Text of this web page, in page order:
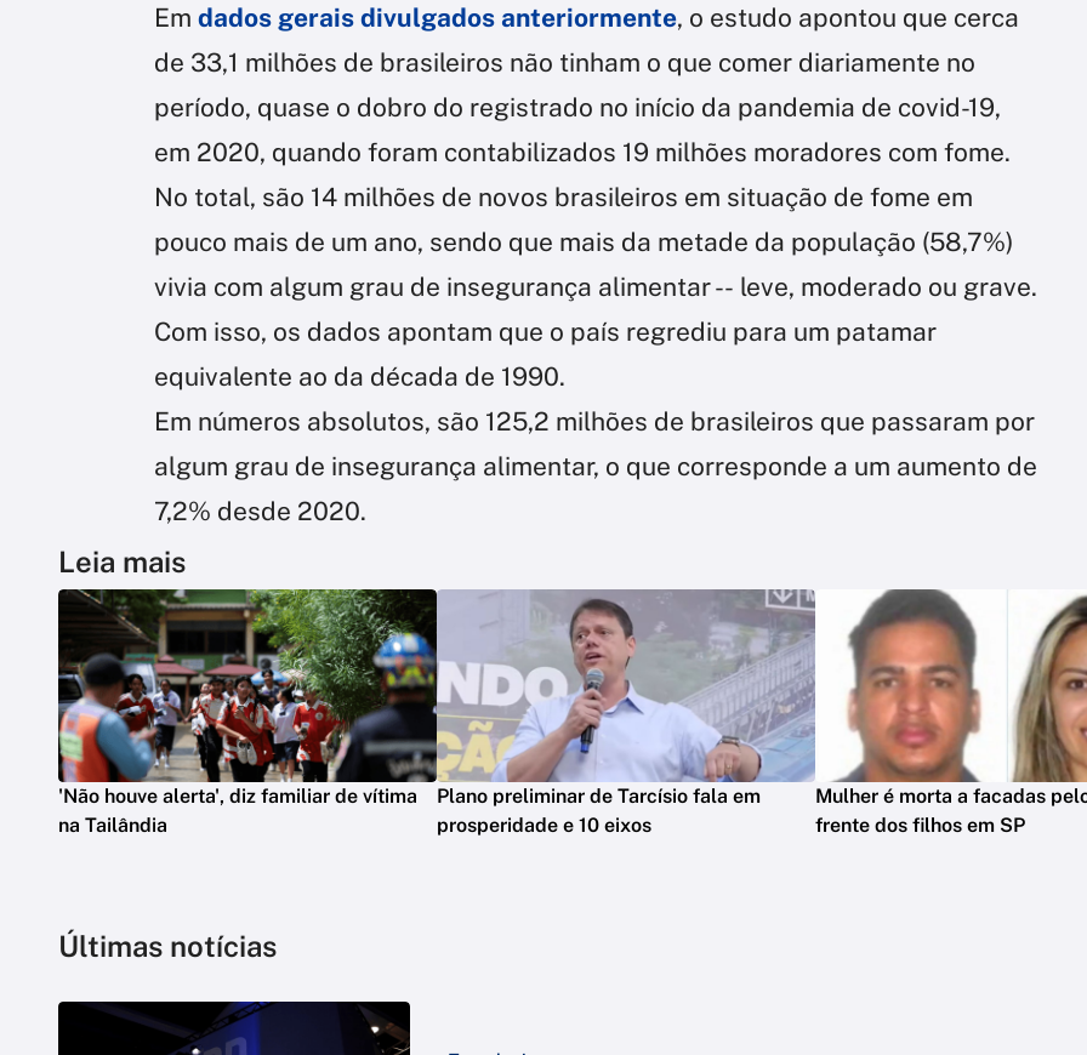
Em dados gerais divulgados anteriormente, o estudo apontou que cerca
de 33,1 milhões de brasileiros não tinham o que comer diariamente no
período, quase o dobro do registrado no início da pandemia de covid-19,
em 2020, quando foram contabilizados 19 milhões moradores com fome.
No total, são 14 milhões de novos brasileiros em situação de fome em
pouco mais de um ano, sendo que mais da metade da população (58,7%)
vivia com algum grau de insegurança alimentar -- leve, moderado ou grave.
Com isso, os dados apontam que o país regrediu para um patamar
equivalente ao da década de 1990.
Em números absolutos, são 125,2 milhões de brasileiros que passaram por
algum grau de insegurança alimentar, o que corresponde a um aumento de
7,2% desde 2020.
Leia mais
'Não houve alerta', diz familiar de vítima
na Tailândia
Plano preliminar de Tarcísio fala em
prosperidade e 10 eixos
Mulher é morta a facadas
frente dos filhos em SP
Últimas notícias